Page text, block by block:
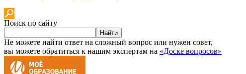
Поиск по сайту
Найти
Не можете найти ответ на сложный вопрос или нужен совет,
вы можете обратиться к нашим экспертам на «Доске вопросов»